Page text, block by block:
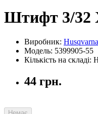
Штифт 3/32
Виробник: Husqvarna
Модель: 5399905-55
Кількість на складі:
44 грн.